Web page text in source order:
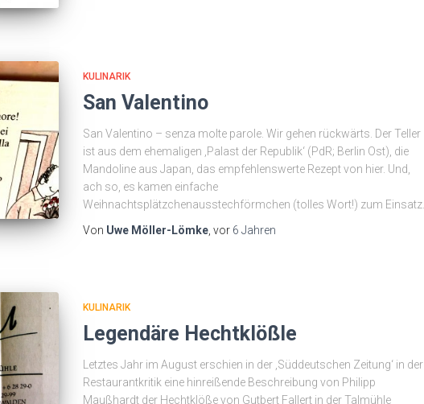
KULINARIK
San Valentino
San Valentino – senza molte parole. Wir gehen rückwärts. Der Teller
ist aus dem ehemaligen ‚Palast der Republik‘ (PdR; Berlin Ost), die
Mandoline aus Japan, das empfehlenswerte Rezept von hier. Und,
ach so, es kamen einfache
Weihnachtsplätzchenausstechförmchen (tolles Wort!) zum Einsatz.
Von Uwe Möller-Lömke , vor 6 Jahren
KULINARIK
Legendäre Hechtklößle
Letztes Jahr im August erschien in der ‚Süddeutschen Zeitung‘ in der
Restaurantkritik eine hinreißende Beschreibung von Philipp
Maußhardt der Hechtklöße von Gutbert Fallert in der Talmühle